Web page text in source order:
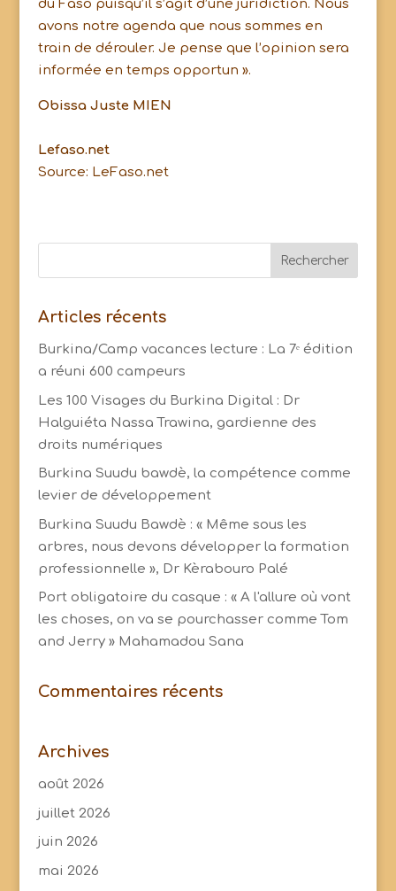
du Faso puisqu’il s’agit d’une juridiction. Nous
avons notre agenda que nous sommes en
train de dérouler. Je pense que l’opinion sera
informée en temps opportun ».
Obissa Juste MIEN
Lefaso.net
Source: LeFaso.net
Articles récents
Burkina/Camp vacances lecture : La 7ᵉ édition
a réuni 600 campeurs
Les 100 Visages du Burkina Digital : Dr
Halguiéta Nassa Trawina, gardienne des
droits numériques
Burkina Suudu bawdè, la compétence comme
levier de développement
Burkina Suudu Bawdè : « Même sous les
arbres, nous devons développer la formation
professionnelle », Dr Kèrabouro Palé
Port obligatoire du casque : « A l'allure où vont
les choses, on va se pourchasser comme Tom
and Jerry » Mahamadou Sana
Commentaires récents
Archives
août 2026
juillet 2026
juin 2026
mai 2026